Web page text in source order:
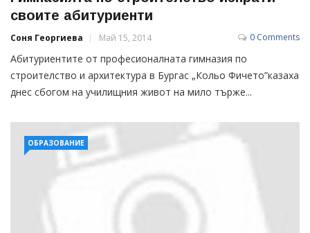
своите абитуриенти
Соня Георгиева Май 15, 2014 0 Comments
Абитуриентите от професионалната гимназия по
строителство и архитектура в Бургас „Кольо Фичето”казаха
днес сбогом на училищния живот на мило търже...
ОБРАЗОВАНИЕ